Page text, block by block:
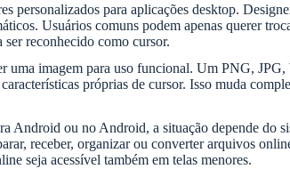
personalizados para aplicações desktop.
Usuários comuns podem apenas querer
reconhecido como cursor.
uma imagem para uso funcional. Um PNG,
próprias de cursor. Isso muda
Android ou no Android, a situação depende do
receber, organizar ou converter arquivos
seja acessível também em telas menores.